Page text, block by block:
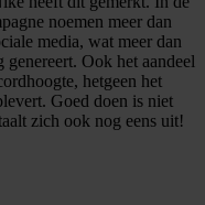
noemen meer dan
media, wat meer dan
Ook het aandeel
hetgeen het
Goed doen is niet
zich ook nog eens uit!